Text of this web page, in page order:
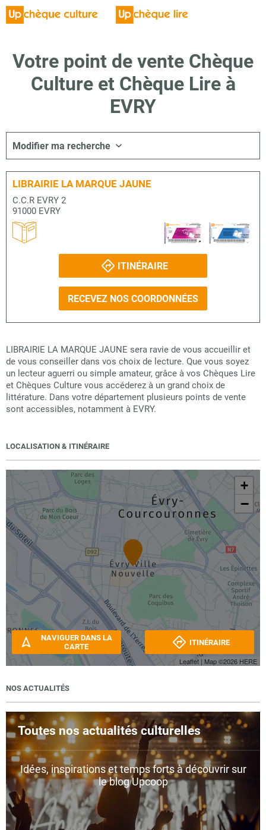
Votre point de vente Chèque
Culture et Chèque Lire à
EVRY
Modifier ma recherche
LIBRAIRIE LA MARQUE JAUNE
C.C.R EVRY 2
91000 EVRY
ITINÉRAIRE
RECEVEZ NOS COORDONNÉES
LIBRAIRIE LA MARQUE JAUNE sera ravie de vous accueillir et
de vous conseiller dans vos choix de lecture. Que vous soyez
un lecteur aguerri ou simple amateur, grâce à vos Chèques Lire
et Chèques Culture vous accéderez à un grand choix de
littérature. Dans votre département plusieurs points de vente
sont accessibles, notamment à EVRY.
LOCALISATION & ITINÉRAIRE
+
−
Leaflet | Map ©2026 HERE
NAVIGUER DANS LA
CARTE
ITINÉRAIRE
NOS ACTUALITÉS
Toutes nos actualités culturelles
Idées, inspirations et temps forts à découvrir sur
le blog Upcoop